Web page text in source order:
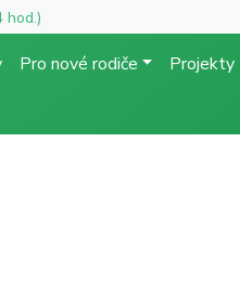
hod.)
Pro nové rodiče Projekty